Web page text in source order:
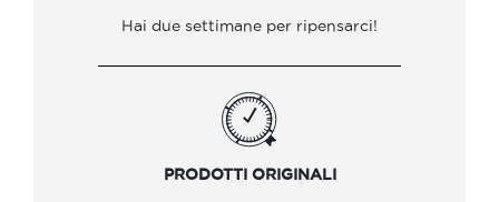
Hai due settimane per ripensarci!
PRODOTTI ORIGINALI